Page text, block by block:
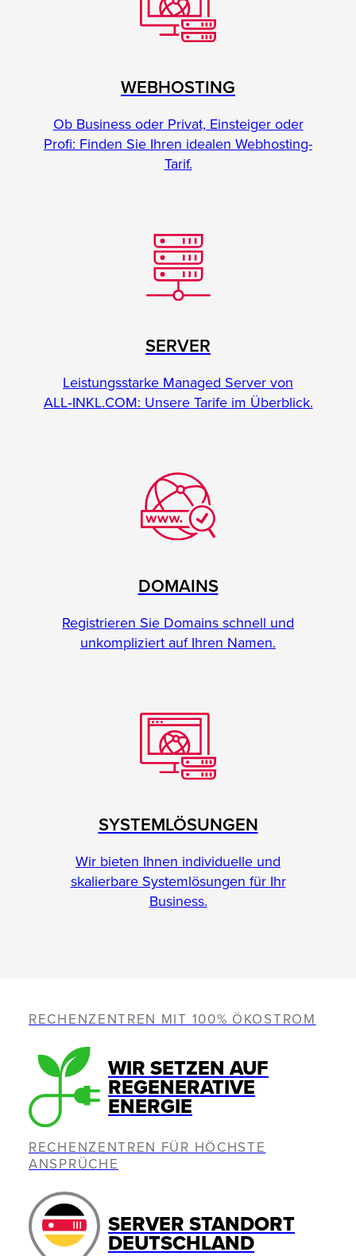
WEBHOSTING
Ob Business oder Privat, Einsteiger oder
Profi: Finden Sie Ihren idealen Webhosting-
Tarif.
SERVER
Leistungsstarke Managed Server von
ALL‑INKL.COM: Unsere Tarife im Überblick.
DOMAINS
Registrieren Sie Domains schnell und
unkompliziert auf Ihren Namen.
SYSTEMLÖSUNGEN
Wir bieten Ihnen individuelle und
skalierbare Systemlösungen für Ihr
Business.
RECHENZENTREN MIT 100% ÖKOSTROM
WIR SETZEN AUF
REGENERATIVE
ENERGIE
RECHENZENTREN FÜR HÖCHSTE
ANSPRÜCHE
SERVER STANDORT
DEUTSCHLAND